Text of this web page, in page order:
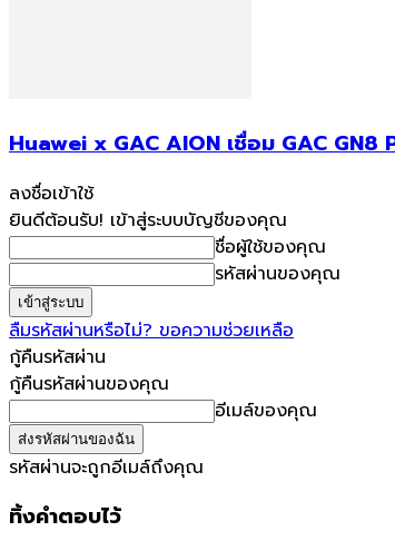
Huawei x GAC AION เชื่อม GAC GN8
ลงชื่อเข้าใช้
ยินดีต้อนรับ! เข้าสู่ระบบบัญชีของคุณ
ชื่อผู้ใช้ของคุณ
รหัสผ่านของคุณ
ลืมรหัสผ่านหรือไม่? ขอความช่วยเหลือ
กู้คืนรหัสผ่าน
กู้คืนรหัสผ่านของคุณ
อีเมล์ของคุณ
รหัสผ่านจะถูกอีเมล์ถึงคุณ
ทิ้งคำตอบไว้